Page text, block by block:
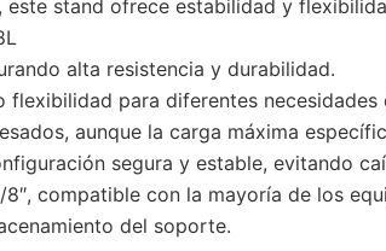
stand ofrece estabilidad y
alta resistencia y durabilidad.
para diferentes necesidades
aunque la carga máxima
segura y estable, evitando
compatible con la mayoría de los
del soporte.